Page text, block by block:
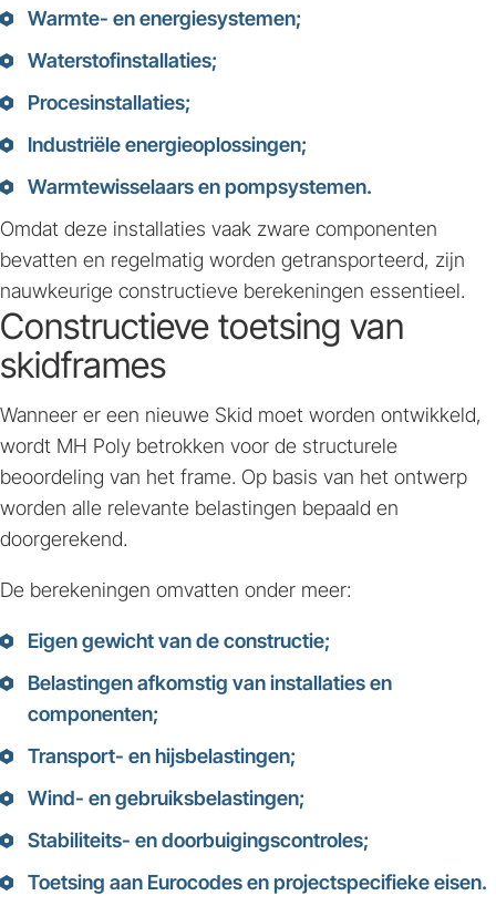
Warmte- en energiesystemen;
Waterstofinstallaties;
Procesinstallaties;
Industriële energieoplossingen;
Warmtewisselaars en pompsystemen.
Omdat deze installaties vaak zware componenten
bevatten en regelmatig worden getransporteerd, zijn
nauwkeurige constructieve berekeningen essentieel.
Constructieve toetsing van
skidframes
Wanneer er een nieuwe Skid moet worden ontwikkeld,
wordt MH Poly betrokken voor de structurele
beoordeling van het frame. Op basis van het ontwerp
worden alle relevante belastingen bepaald en
doorgerekend.
De berekeningen omvatten onder meer:
Eigen gewicht van de constructie;
Belastingen afkomstig van installaties en
componenten;
Transport- en hijsbelastingen;
Wind- en gebruiksbelastingen;
Stabiliteits- en doorbuigingscontroles;
Toetsing aan Eurocodes en projectspecifieke eisen.